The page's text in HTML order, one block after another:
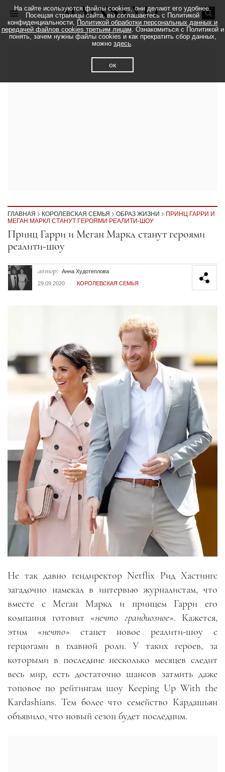
ГЛАВНАЯ КОРОЛЕВСКАЯ СЕМЬЯ ОБРАЗ ЖИЗНИ
ПРИНЦ ГАРРИ И
МЕГАН МАРКЛ СТАНУТ ГЕРОЯМИ РЕАЛИТИ-ШОУ
Секция статей
Принц Гарри и Меган Маркл станут героями
реалити-шоу
автор: Анна Худотеплова
29.09.2020
КОРОЛЕВСКАЯ СЕМЬЯ
Не так давно гендиректор Netflix Рид Хастингс
загадочно намекал в интервью журналистам, что
вместе с Меган Маркл и принцем Гарри его
компания готовит «нечто грандиозное». Кажется,
этим «нечто» станет новое реалити-шоу с
герцогами в главной роли. У таких героев, за
которыми в последние несколько месяцев следит
весь мир, есть достаточно шансов затмить даже
топовое по рейтингам шоу Keeping Up With the
Kardashians. Тем более что семейство Кардашьян
объявило, что новый сезон будет последним.
На сайте исользуются файлы cookies, они делают его удобнее.
Посещая страницы сайта, вы соглашаетесь с Политикой
конфиденциальности, Политикой обработки персональных данных и
передачей файлов cookies третьим лицам. Ознакомиться с Политикой и
понять, зачем нужны файлы cookies и как прекратить сбор данных,
можно здесь.
ок